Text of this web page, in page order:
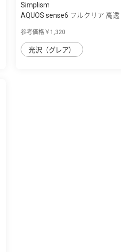
Simplism
AQUOS sense6 フルクリア 高透
参考価格￥1,320
光沢（グレア）